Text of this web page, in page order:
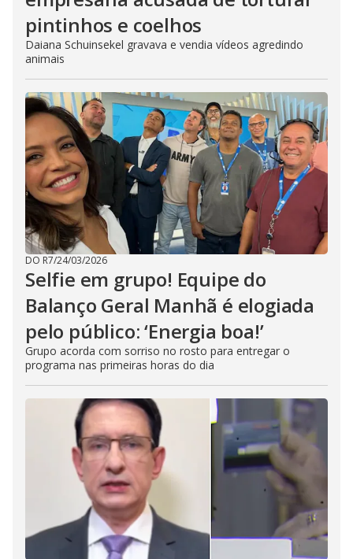
pintinhos e coelhos
Daiana Schuinsekel gravava e vendia vídeos agredindo
animais
DO R7/24/03/2026
Selfie em grupo! Equipe do
Balanço Geral Manhã é elogiada
pelo público: ‘Energia boa!’
Grupo acorda com sorriso no rosto para entregar o
programa nas primeiras horas do dia